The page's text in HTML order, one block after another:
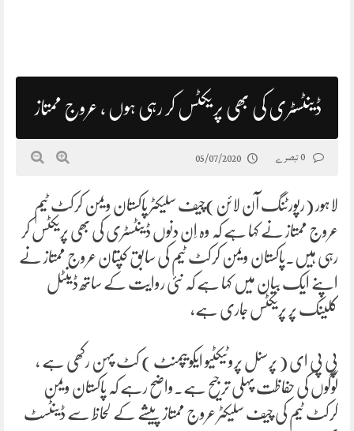
ڈینٹسٹری کی بھی پریکٹس کر رہی ہوں ، عروج ممتاز
05/07/2020
لاہور (رپورٹنگ آن لائن)چیف سلیکٹر پاکستان ویمن کرکٹ ٹیم
عروج ممتاز نے کہا ہے کہ وہ اِن دنوں ڈینٹسٹری کی بھی پریکٹس کر
رہی ہیں۔پاکستان ویمن کرکٹ ٹیم کی سابق کپتان عروج ممتاز نے
اپنے ایک بیان میں کہا ہے کہ نئی روایت کے ساتھ ڈینٹل
کلینک پر پریکٹس جاری ہے،
پی پی ای ( پرسنل پروٹیکٹیو ایکویپمنٹ ) کٹ پہن رکھی ہے ،
لوگوں کی حفاظت پہلی ترجیح ہے۔واضح رہے کہ پاکستان ویمن
کرکٹ ٹیم کی چیف سلیکٹر عروج ممتاز پیشے کے لحاظ سے ڈینٹسٹ